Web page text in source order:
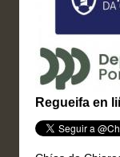
Regueifa en